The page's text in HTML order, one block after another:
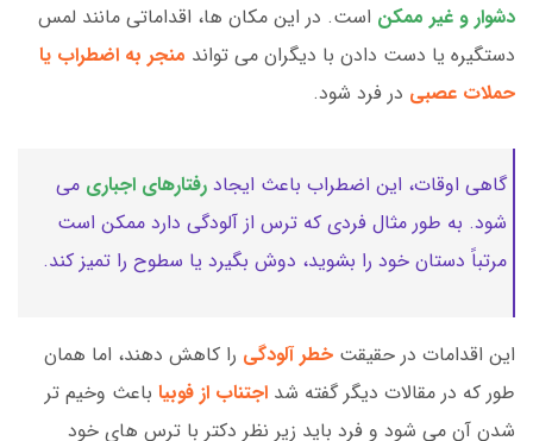
دشوار و غیر ممکن است. در این مکان ها، اقداماتی مانند لمس
دستگیره یا دست دادن با دیگران می تواند منجر به اضطراب یا
حملات عصبی در فرد شود.
گاهی اوقات، این اضطراب باعث ایجاد رفتارهای اجباری می
شود. به طور مثال فردی که ترس از آلودگی دارد ممکن است
مرتباً دستان خود را بشوید، دوش بگیرد یا سطوح را تمیز کند.
این اقدامات در حقیقت خطر آلودگی را کاهش دهند، اما همان
طور که در مقالات دیگر گفته شد اجتناب از فوبیا باعث وخیم تر
شدن آن می شود و فرد باید زیر نظر دکتر با ترس های خود